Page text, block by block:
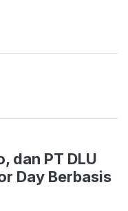
dan PT DLU
Day Berbasis